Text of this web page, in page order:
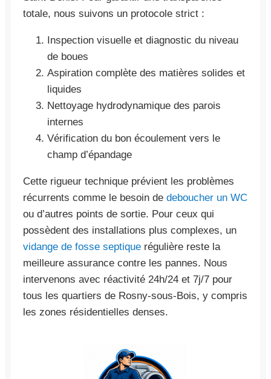
totale, nous suivons un protocole strict :
Inspection visuelle et diagnostic du niveau
de boues
Aspiration complète des matières solides et
liquides
Nettoyage hydrodynamique des parois
internes
Vérification du bon écoulement vers le
champ d’épandage
Cette rigueur technique prévient les problèmes
récurrents comme le besoin de deboucher un WC
ou d’autres points de sortie. Pour ceux qui
possèdent des installations plus complexes, un
vidange de fosse septique régulière reste la
meilleure assurance contre les pannes. Nous
intervenons avec réactivité 24h/24 et 7j/7 pour
tous les quartiers de Rosny-sous-Bois, y compris
les zones résidentielles denses.